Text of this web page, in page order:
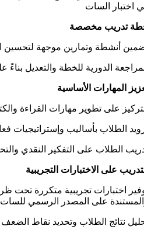
اختبار السات
تدريب مخصصة
أنشطة وتمارين موجهة لتحسين
الدورية للخطة والتعديل بناءً
المهارات الأساسية
على تطوير مهارات القراءة
الطلاب بأساليب وإستراتيجيات
الطلاب على التفكير النقدي
على الاختبارات التجريبية
على المصدر الرسمي
نتائج الطلاب وتحديد نقاط الضعف